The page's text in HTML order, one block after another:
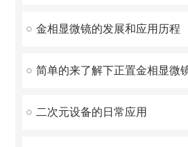
金相显微镜的发展和应用历程
二次元设备的日常应用